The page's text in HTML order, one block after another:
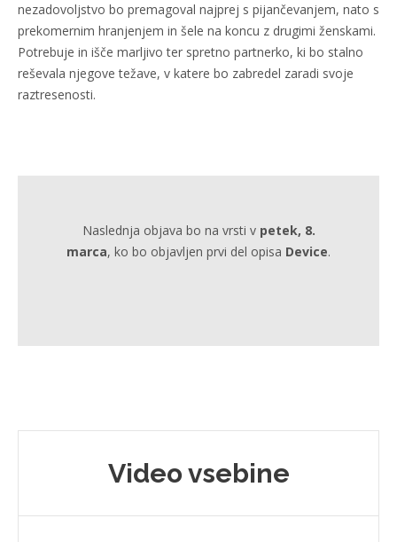
nezadovoljstvo bo premagoval najprej s pijančevanjem, nato s
prekomernim hranjenjem in šele na koncu z drugimi ženskami.
Potrebuje in išče marljivo ter spretno partnerko, ki bo stalno
reševala njegove težave, v katere bo zabredel zaradi svoje
raztresenosti.
Naslednja objava bo na vrsti v petek, 8.
marca, ko bo objavljen prvi del opisa Device.
Video vsebine